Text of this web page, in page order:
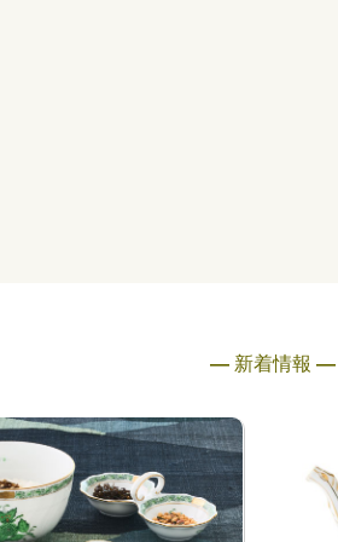
― 新着情報 ―